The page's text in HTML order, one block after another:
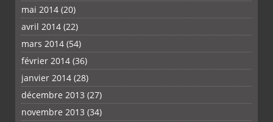
mai 2014 (20)
avril 2014 (22)
mars 2014 (54)
février 2014 (36)
janvier 2014 (28)
décembre 2013 (27)
novembre 2013 (34)